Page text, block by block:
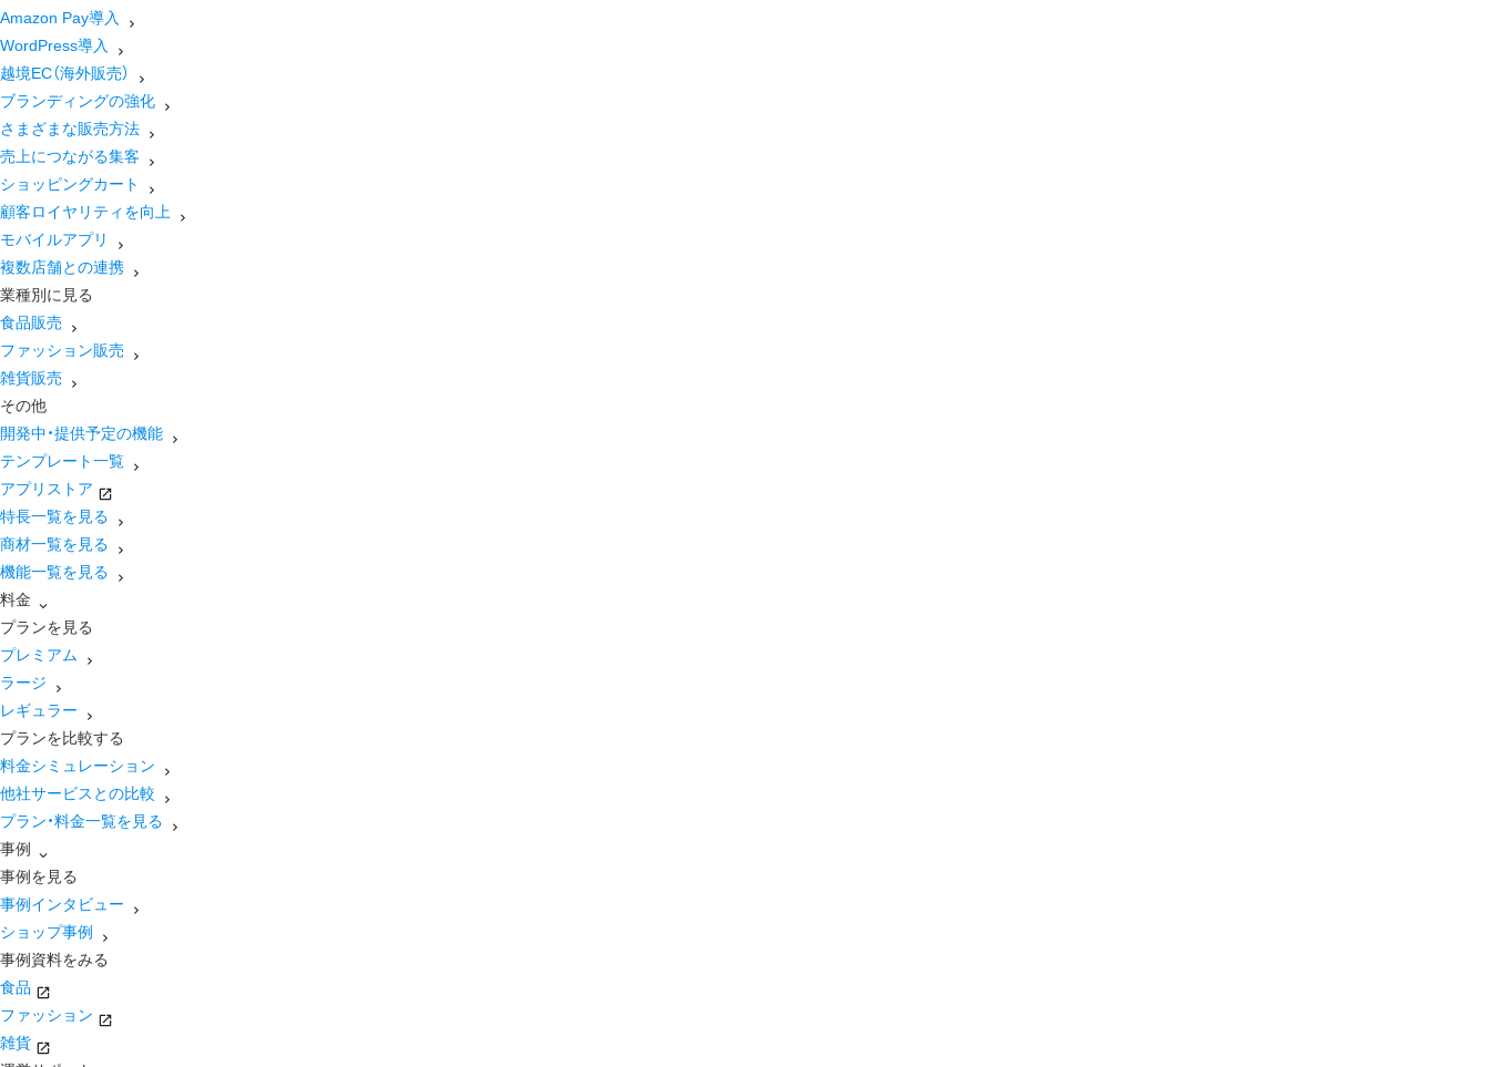
Amazon Pay導入
WordPress導入
越境EC（海外販売）
ブランディングの強化
さまざまな販売方法
売上につながる集客
ショッピングカート
顧客ロイヤリティを向上
モバイルアプリ
複数店舗との連携
業種別に見る
食品販売
ファッション販売
雑貨販売
その他
開発中・提供予定の機能
テンプレート一覧
アプリストア
特長一覧を見る
商材一覧を見る
機能一覧を見る
料金
プランを見る
プレミアム
ラージ
レギュラー
プランを比較する
料金シミュレーション
他社サービスとの比較
プラン・料金一覧を見る
事例
事例を見る
事例インタビュー
ショップ事例
事例資料をみる
食品
ファッション
雑貨